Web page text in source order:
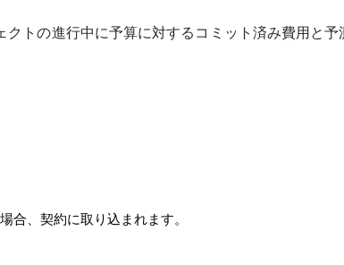
トの進行中に予算に対するコミット済み費用と予
合、契約に取り込まれます。